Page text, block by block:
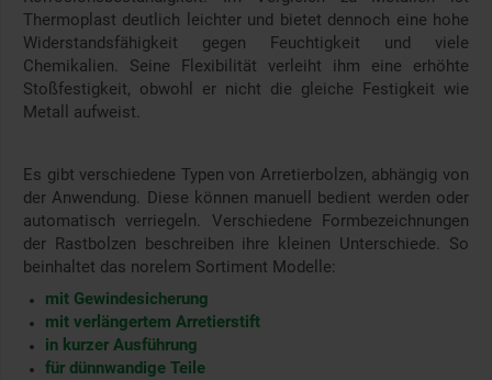
Thermoplast deutlich leichter und bietet dennoch eine hohe
Widerstandsfähigkeit gegen Feuchtigkeit und viele
Chemikalien. Seine Flexibilität verleiht ihm eine erhöhte
Stoßfestigkeit, obwohl er nicht die gleiche Festigkeit wie
Metall aufweist.
Es gibt verschiedene Typen von Arretierbolzen, abhängig von
der Anwendung. Diese können manuell bedient werden oder
automatisch verriegeln. Verschiedene Formbezeichnungen
der Rastbolzen beschreiben ihre kleinen Unterschiede. So
beinhaltet das norelem Sortiment Modelle:
mit Gewindesicherung
mit verlängertem Arretierstift
in kurzer Ausführung
für dünnwandige Teile